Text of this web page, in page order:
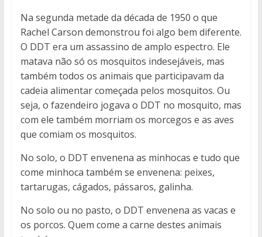
Na segunda metade da década de 1950 o que
Rachel Carson demonstrou foi algo bem diferente.
O DDT era um assassino de amplo espectro. Ele
matava não só os mosquitos indesejáveis, mas
também todos os animais que participavam da
cadeia alimentar começada pelos mosquitos. Ou
seja, o fazendeiro jogava o DDT no mosquito, mas
com ele também morriam os morcegos e as aves
que comiam os mosquitos.
No solo, o DDT envenena as minhocas e tudo que
come minhoca também se envenena: peixes,
tartarugas, cágados, pássaros, galinha.
No solo ou no pasto, o DDT envenena as vacas e
os porcos. Quem come a carne destes animais